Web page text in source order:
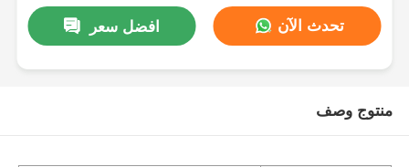
افضل سعر تحدث الآن
منتوج وصف